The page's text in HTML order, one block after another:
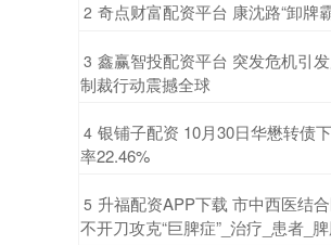
2 奇点财富配资平台 康沈路“卸牌
3 鑫赢智投配资平台 突发危机引
制裁行动震撼全球
4 银铺子配资 10月30日华懋转债
率22.46%
5 升福配资APP下载 市中西医结
不开刀攻克“巨脾症”_治疗_患者_